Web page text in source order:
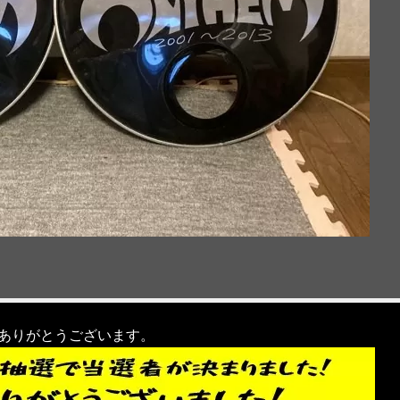
りがとうございます。